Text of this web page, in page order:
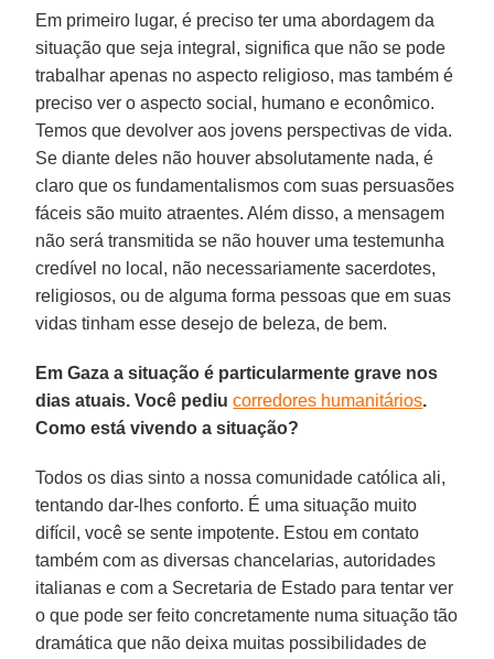
Em primeiro lugar, é preciso ter uma abordagem da
situação que seja integral, significa que não se pode
trabalhar apenas no aspecto religioso, mas também é
preciso ver o aspecto social, humano e econômico.
Temos que devolver aos jovens perspectivas de vida.
Se diante deles não houver absolutamente nada, é
claro que os fundamentalismos com suas persuasões
fáceis são muito atraentes. Além disso, a mensagem
não será transmitida se não houver uma testemunha
credível no local, não necessariamente sacerdotes,
religiosos, ou de alguma forma pessoas que em suas
vidas tinham esse desejo de beleza, de bem.
Em Gaza a situação é particularmente grave nos
dias atuais. Você pediucorredores humanitários.
Como está vivendo a situação?
Todos os dias sinto a nossa comunidade católica ali,
tentando dar-lhes conforto. É uma situação muito
difícil, você se sente impotente. Estou em contato
também com as diversas chancelarias, autoridades
italianas e com a Secretaria de Estado para tentar ver
o que pode ser feito concretamente numa situação tão
dramática que não deixa muitas possibilidades de